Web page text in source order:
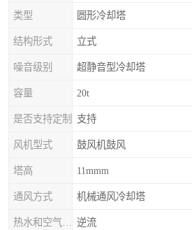
类型 圆形冷却塔
结构形式 立式
噪音级别 超静音型冷却塔
容量 20t
是否支持定制 支持
风机型式 鼓风机鼓风
塔高 11mmm
通风方式 机械通风冷却塔
逆流